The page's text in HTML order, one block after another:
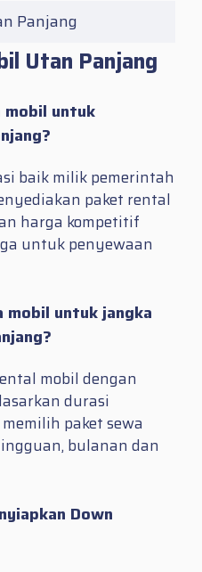
Panjang
Utan Panjang
mobil untuk
baik milik pemerintah
paket rental
harga kompetitif
untuk penyewaan
mobil untuk jangka
mobil dengan
durasi
paket sewa
bulanan dan
Down